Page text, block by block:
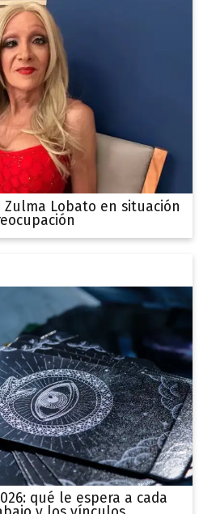
Lobato en situación
qué le espera a cada